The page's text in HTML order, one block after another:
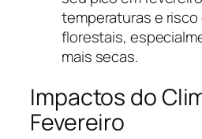
temperaturas e
florestais,
mais secas.
Impactos do
Fevereiro